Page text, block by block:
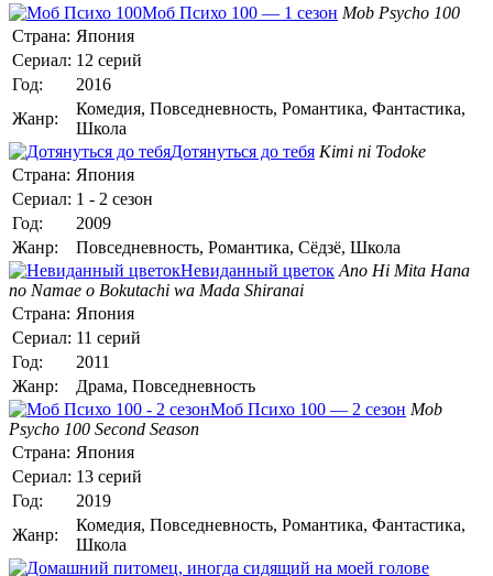
Моб Психо 100 — 1 сезон Mob Psycho 100
Страна: Япония
Сериал: 12 серий
Год:
2016
Жанр:
Комедия, Повседневность, Романтика, Фантастика,
Школа
Дотянуться до тебя Kimi ni Todoke
Страна: Япония
Сериал: 1 - 2 сезон
Год:
2009
Жанр:
Повседневность, Романтика, Сёдзё, Школа
Невиданный цветок Ano Hi Mita Hana
no Namae o Bokutachi wa Mada Shiranai
Страна: Япония
Сериал: 11 серий
Год:
2011
Жанр:
Драма, Повседневность
Моб Психо 100 — 2 сезон Mob
Psycho 100 Second Season
Страна: Япония
Сериал: 13 серий
Год:
2019
Жанр:
Комедия, Повседневность, Романтика, Фантастика,
Школа